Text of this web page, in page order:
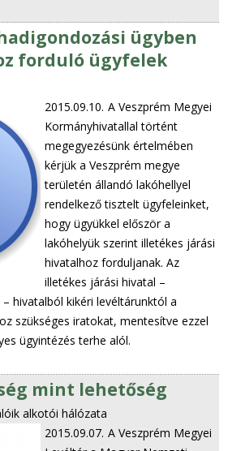
ügyben
forduló ügyfelek
2015.09.10. A Veszprém Megyei
Kormányhivatallal történt
megegyezésünk értelmében
kérjük a Veszprém megye
területén állandó lakóhellyel
rendelkező tisztelt ügyfeleinket,
hogy ügyükkel először a
lakóhelyük szerint illetékes járási
hivatalhoz forduljanak. Az
illetékes járási hivatal –
hivatalból kikéri levéltárunktól a
szükséges iratokat, mentesítve ezzel
ügyintézés terhe alól.
mint lehetőség
alkotói hálózata
2015.09.07. A Veszprém Megyei